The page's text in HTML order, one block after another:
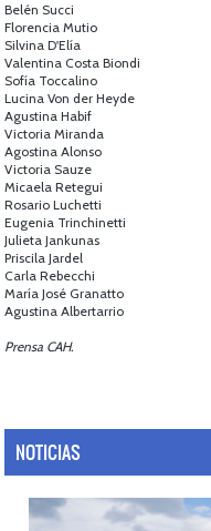
Belén Succi
Florencia Mutio
Silvina D'Elía
Valentina Costa Biondi
Sofía Toccalino
Lucina Von der Heyde
Agustina Habif
Victoria Miranda
Agostina Alonso
Victoria Sauze
Micaela Retegui
Rosario Luchetti
Eugenia Trinchinetti
Julieta Jankunas
Priscila Jardel
Carla Rebecchi
María José Granatto
Agustina Albertarrio
Prensa CAH.
NOTICIAS